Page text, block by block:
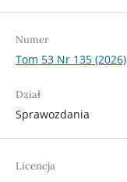
Numer
Tom 53 Nr 135 (2026)
Dział
Sprawozdania
Licencja